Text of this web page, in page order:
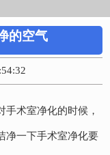
的空气
术室净化的时候，
净一下手术室净化要